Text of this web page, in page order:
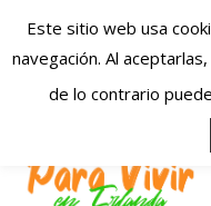
Este sitio web usa
navegación. Al
de lo contrario